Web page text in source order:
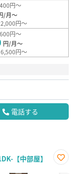
円～
/月～
円～
円～
円/月～
円～
電話する
【中部屋】